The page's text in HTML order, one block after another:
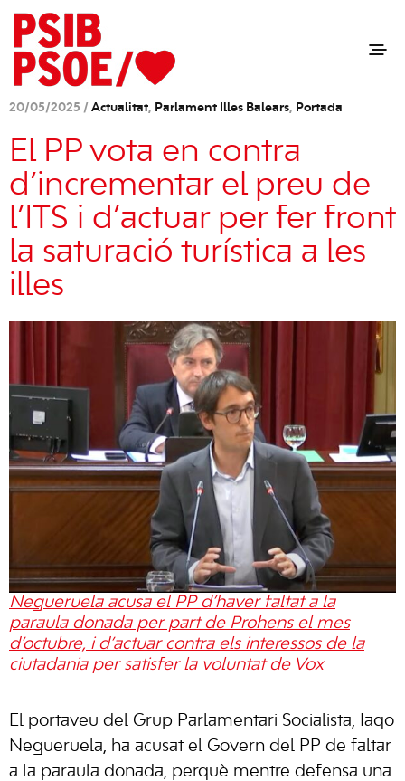
20/05/2025 / Actualitat, Parlament Illes Balears, Portada
El PP vota en contra
d’incrementar el preu de
l’ITS i d’actuar per fer front
la saturació turística a les
illes
Negueruela acusa el PP d’haver faltat a la
paraula donada per part de Prohens el mes
d’octubre, i d’actuar contra els interessos de la
ciutadania per satisfer la voluntat de Vox
El portaveu del Grup Parlamentari Socialista, Iago
Negueruela, ha acusat el Govern del PP de faltar
a la paraula donada, perquè mentre defensa una